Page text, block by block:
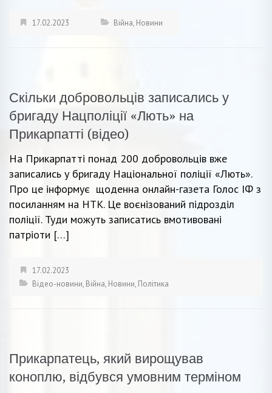
17.02.2023 Війна, Новини
Скільки добровольців записались у
бригаду Нацполіції «Лють» на
Прикарпатті (відео)
На Прикарпатті понад 200 добровольців вже
записались у бригаду Національної поліції «Лють».
Про це інформує щоденна онлайн-газета Голос ІФ з
посиланням на НТК. Це воєнізований підрозділ
поліції. Туди можуть записатись вмотивовані
патріоти […]
17.02.2023
Відео-новини, Війна, Новини, Політика
Прикарпатець, який вирощував
коноплю, відбувся умовним терміном